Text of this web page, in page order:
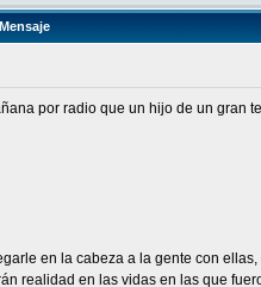
Mensaje
por radio que un hijo de un
en la cabeza a la gente con
realidad en las vidas en las que